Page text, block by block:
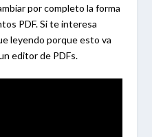
por completo la forma
PDF. Si te interesa
leyendo porque esto va
editor de PDFs.